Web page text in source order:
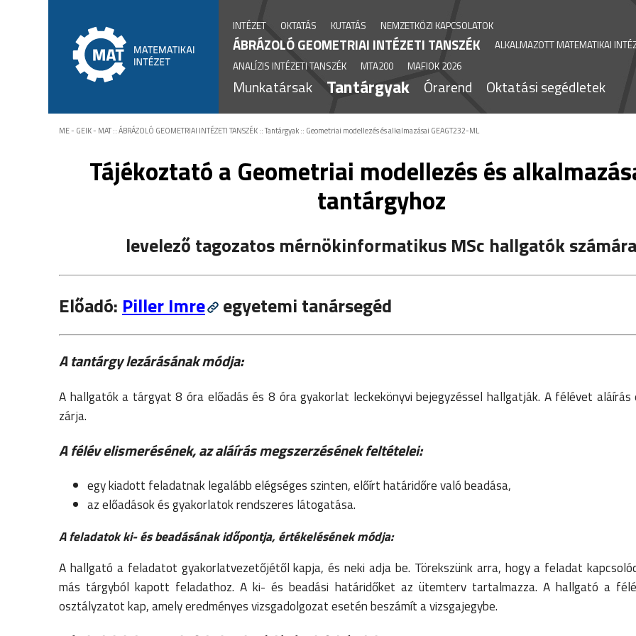
INTÉZET OKTATÁS KUTATÁS NEMZETKÖZI KAPCSOLATOK
ÁBRÁZOLÓ GEOMETRIAI INTÉZETI TANSZÉK
ALKALMAZOTT MATEMATIKAI
ANALÍZIS INTÉZETI TANSZÉK
MTA200 MAFIOK 2026
Munkatársak Tantárgyak Órarend Oktatási segédletek
ME - GEIK - MAT::ÁBRÁZOLÓ GEOMETRIAI INTÉZETI TANSZÉK::Tantárgyak:: Geometriai modellezés és alkalmazásai GEAGT232-ML
Tájékoztatóa Geometriai modellezés és
tantárgyhoz
levelező tagozatos mérnökinformatikus MSc hallgatók számára
Előadó: Piller Imre egyetemi tanársegéd
A tantárgy lezárásának módja:
A hallgatók a tárgyat 8 óra előadás és 8 óra gyakorlat leckekönyvi bejegyzéssel hallgatják. A félévet aláírás
zárja.
A félév elismerésének, az aláírás megszerzésének feltételei:
egy kiadott feladatnak legalább elégséges szinten, előírt határidőre való beadása,
az előadások és gyakorlatok rendszeres látogatása.
A feladatok ki- és beadásának időpontja, értékelésének módja:
A hallgató a feladatot gyakorlatvezetőjétől kapja, és neki adja be. Törekszünk arra, hogy a feladat
más tárgyból kapott feladathoz. A ki- és beadási határidőket az ütemterv tartalmazza. A hallgató a
osztályzatot kap, amely eredményes vizsgadolgozat esetén beszámít a vizsgajegybe.